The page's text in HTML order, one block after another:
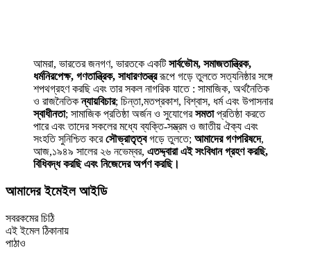
আমরা, ভারতের জনগণ, ভারতকে একটিসার্বভৌম, সমাজতান্ত্রিক,
ধর্মনিরপেক্ষ, গণতান্ত্রিক, সাধারণতন্ত্ররূপে গড়ে তুলতে সত্যনিষ্ঠার সঙ্গে
শপথগ্রহণ করছি এবং তার সকল নাগরিক যাতে : সামাজিক, অর্থনৈতিক
ও রাজনৈতিকন্যায়বিচার; চিন্তা,মতপ্রকাশ, বিশ্বাস, ধর্ম এবং উপাসনার
স্বাধীনতা; সামাজিক প্রতিষ্ঠা অর্জন ও সুযোগেরসমতাপ্রতিষ্ঠা করতে
পারে এবং তাদের সকলের মধ্যে ব্যক্তি-সম্ভ্রম ও জাতীয় ঐক্য এবং
সংহতি সুনিশ্চিত করেসৌভ্রাতৃত্বগড়ে তুলতে; আমাদের গণপরিষদে,
আজ,১৯৪৯ সালের ২৬ নভেম্বর, এতদ্দ্বারা এই সংবিধান গ্রহণ করছি,
বিধিবদ্ধ করছি এবং নিজেদের অর্পণ করছি।
আমাদের ইমেইল আইডি
সবরকমের চিঠি
এই ইমেল ঠিকানায়
পাঠাও